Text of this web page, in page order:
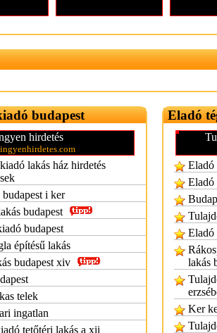
budapest
hirdetés
lakás ház hirdetés
i ker
budapest
budapest
építésű lakás
budapest xiv
telek
ingatlan
tetőtéri lakás a xii
Eladó
Eladó
Eladó
Eladó
lakás
Ker